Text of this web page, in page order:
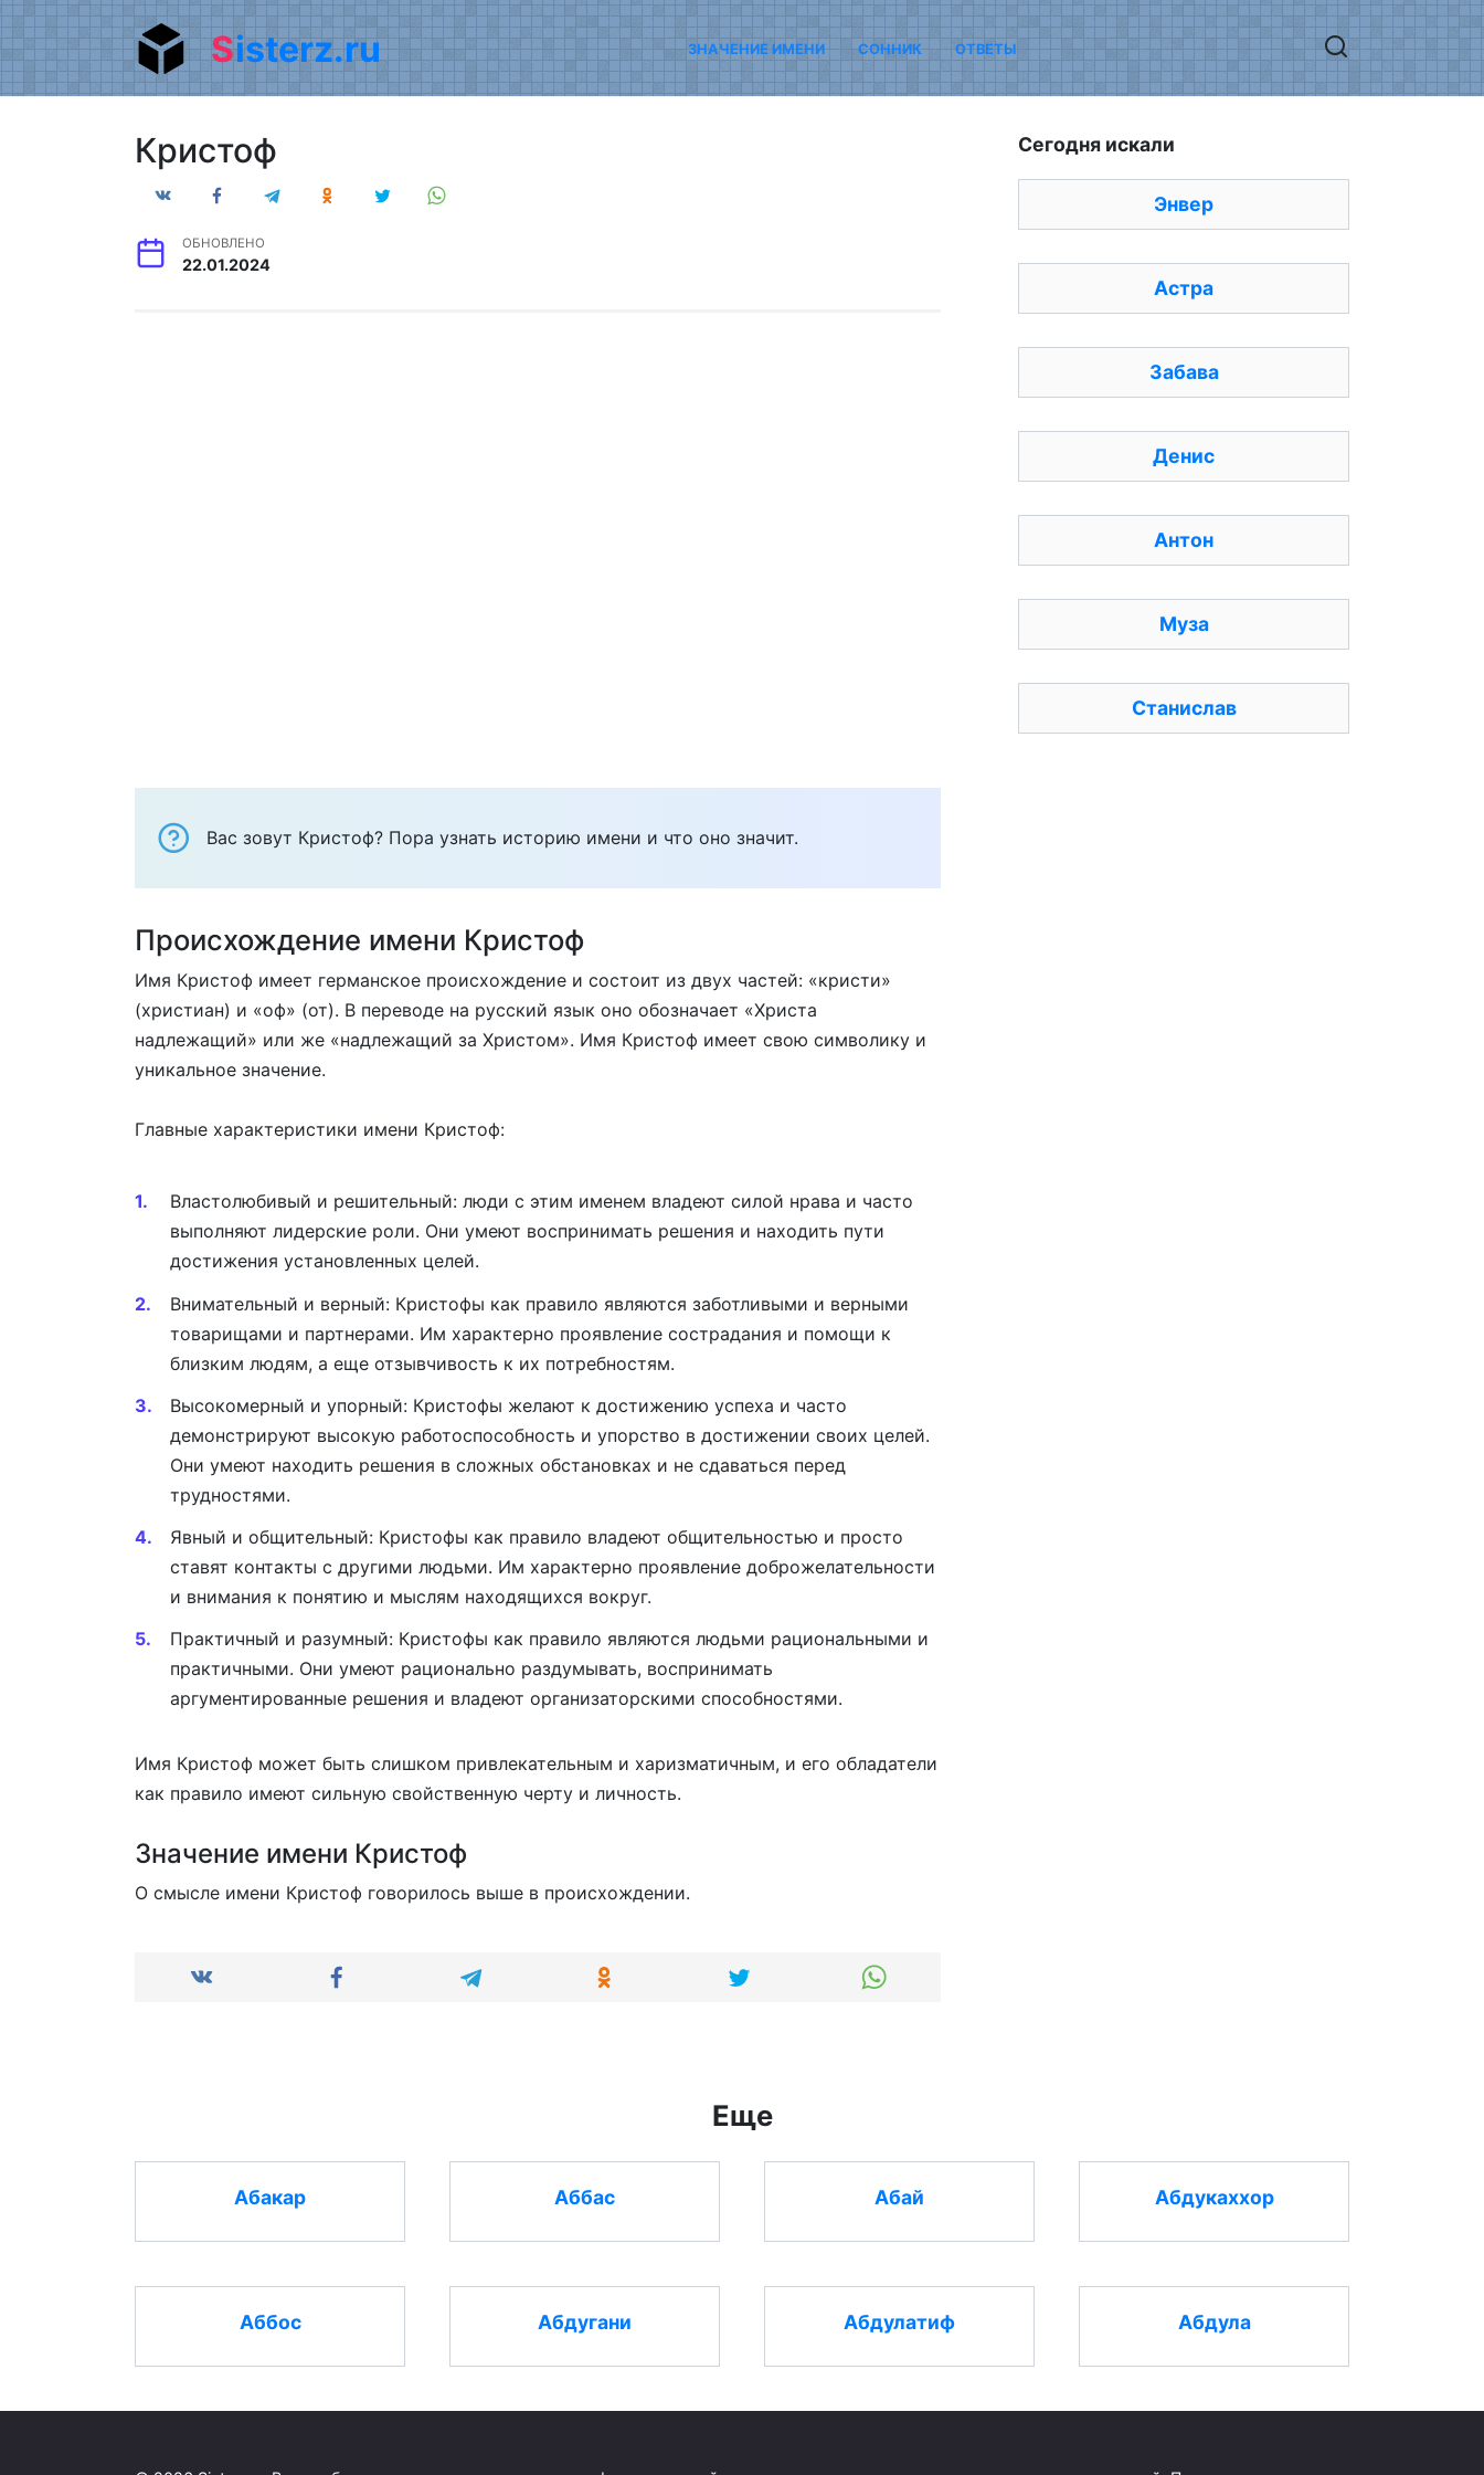
Перейти
к
содержанию
Sisterz.ru ЗНАЧЕНИЕ ИМЕНИ СОННИК ОТВЕТЫ
Кристоф
ОБНОВЛЕНО
22.01.2024
Вас зовут Кристоф? Пора узнать историю имени и что оно значит.
Происхождение имени Кристоф
Имя Кристоф имеет германское происхождение и состоит из двух частей: «кристи»
(христиан) и «оф» (от). В переводе на русский язык оно обозначает «Христа
надлежащий» или же «надлежащий за Христом». Имя Кристоф имеет свою символику и
уникальное значение.
Главные характеристики имени Кристоф:
Властолюбивый и решительный: люди с этим именем владеют силой нрава и часто
выполняют лидерские роли. Они умеют воспринимать решения и находить пути
достижения установленных целей.
Внимательный и верный: Кристофы как правило являются заботливыми и верными
товарищами и партнерами. Им характерно проявление сострадания и помощи к
близким людям, а еще отзывчивость к их потребностям.
Высокомерный и упорный: Кристофы желают к достижению успеха и часто
демонстрируют высокую работоспособность и упорство в достижении своих целей.
Они умеют находить решения в сложных обстановках и не сдаваться перед
трудностями.
Явный и общительный: Кристофы как правило владеют общительностью и просто
ставят контакты с другими людьми. Им характерно проявление доброжелательности
и внимания к понятию и мыслям находящихся вокруг.
Практичный и разумный: Кристофы как правило являются людьми рациональными и
практичными. Они умеют рационально раздумывать, воспринимать
аргументированные решения и владеют организаторскими способностями.
Имя Кристоф может быть слишком привлекательным и харизматичным, и его обладатели
как правило имеют сильную свойственную черту и личность.
Значение имени Кристоф
О смысле имени Кристоф говорилось выше в происхождении.
Сегодня искали
Энвер
Астра
Забава
Денис
Антон
Муза
Станислав
Еще
Абакар Аббас Абай Абдукаххор
Аббос Абдугани Абдулатиф Абдула